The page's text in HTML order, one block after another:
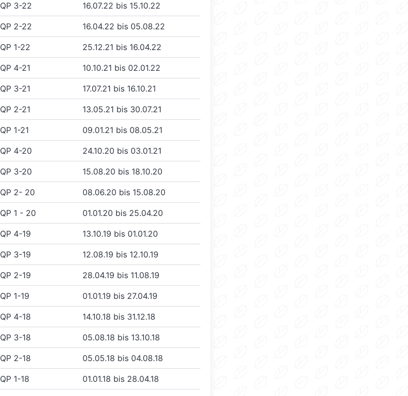
QP 3-22 16.07.22 bis 15.10.22
QP 2-22 16.04.22 bis 05.08.22
QP 1-22 25.12.21 bis 16.04.22
QP 4-21 10.10.21 bis 02.01.22
QP 3-21 17.07.21 bis 16.10.21
QP 2-21 13.05.21 bis 30.07.21
QP 1-21 09.01.21 bis 08.05.21
QP 4-20 24.10.20 bis 03.01.21
QP 3-20 15.08.20 bis 18.10.20
QP 2- 20 08.06.20 bis 15.08.20
QP 1 - 20 01.01.20 bis 25.04.20
QP 4-19 13.10.19 bis 01.01.20
QP 3-19 12.08.19 bis 12.10.19
QP 2-19 28.04.19 bis 11.08.19
QP 1-19 01.01.19 bis 27.04.19
QP 4-18 14.10.18 bis 31.12.18
QP 3-18 05.08.18 bis 13.10.18
QP 2-18 05.05.18 bis 04.08.18
QP 1-18 01.01.18 bis 28.04.18